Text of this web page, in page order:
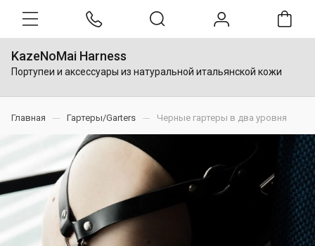
KazeNoMai Harness
Портупеи и аксессуары из натуральной итальянской кожи
Главная Гартеры/Garters Черные гартеры в два уровня